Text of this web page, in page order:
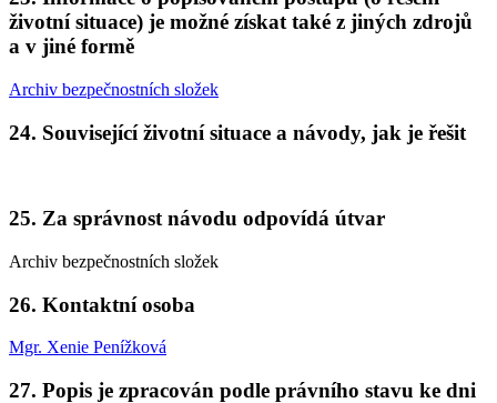
životní situace) je možné získat také z jiných zdrojů
a v jiné formě
Archiv bezpečnostních složek
24. Související životní situace a návody, jak je řešit
25. Za správnost návodu odpovídá útvar
Archiv bezpečnostních složek
26. Kontaktní osoba
Mgr. Xenie Penížková
27. Popis je zpracován podle právního stavu ke dni